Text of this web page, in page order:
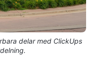
delar med ClickUps